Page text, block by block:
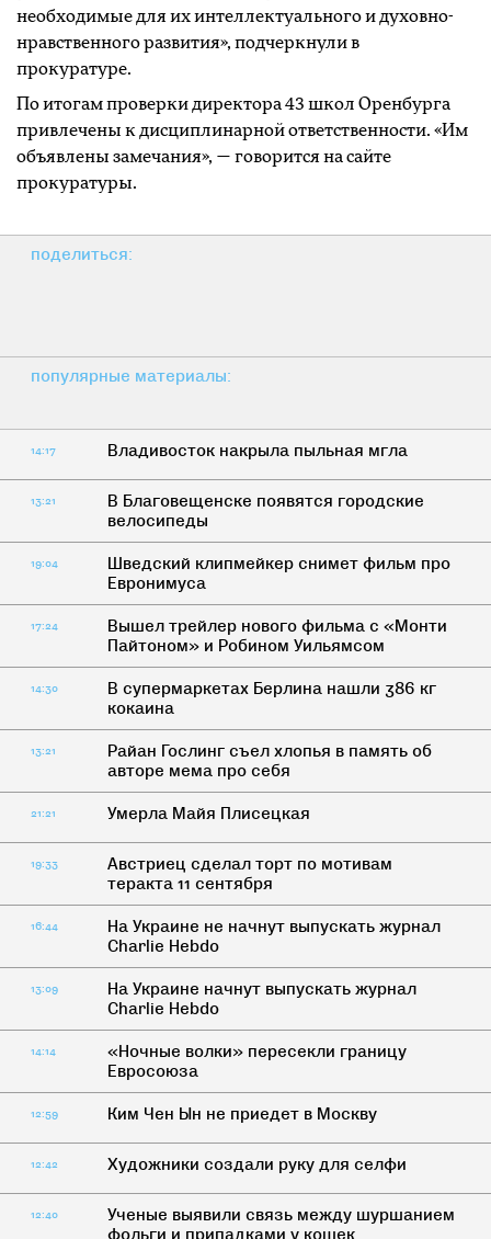
необходимые для их интеллектуального и духовно-
нравственного развития», подчеркнули в
прокуратуре.
По итогам проверки директора 43 школ Оренбурга
привлечены к дисциплинарной ответственности. «Им
объявлены замечания», — говорится на сайте
прокуратуры.
поделиться:
популярные материалы:
14:17 Владивосток накрыла пыльная мгла
13:21
В Благовещенске появятся городские
велосипеды
19:04
Шведский клипмейкер снимет фильм про
Евронимуса
17:24
Вышел трейлер нового фильма с «Монти
Пайтоном» и Робином Уильямсом
14:30
В супермаркетах Берлина нашли 386 кг
кокаина
13:21
Райан Гослинг съел хлопья в память об
авторе мема про себя
21:21 Умерла Майя Плисецкая
19:33
Австриец сделал торт по мотивам
теракта 11 сентября
16:44
На Украине не начнут выпускать журнал
Charlie Hebdo
13:09
На Украине начнут выпускать журнал
Charlie Hebdo
14:14
«Ночные волки» пересекли границу
Евросоюза
12:59 Ким Чен Ын не приедет в Москву
12:42 Художники создали руку для селфи
12:40
Ученые выявили связь между шуршанием
фольги и припадками у кошек